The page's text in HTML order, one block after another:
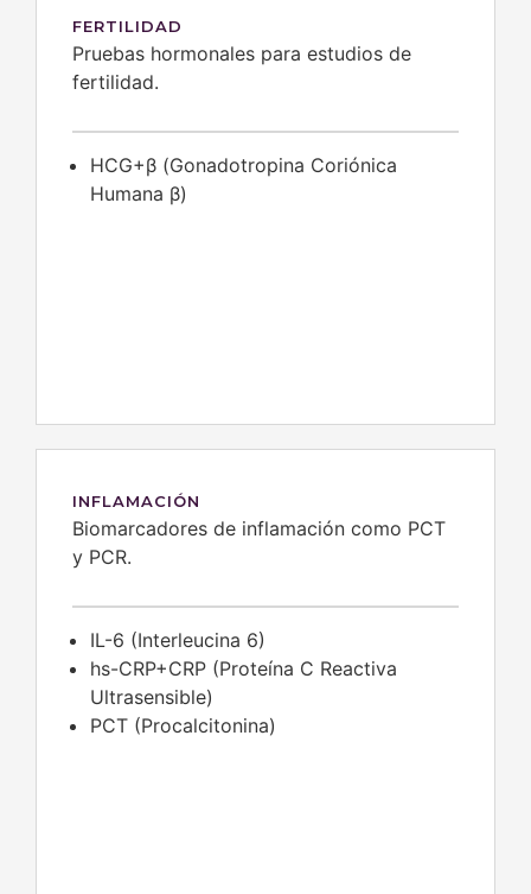
FERTILIDAD
Pruebas hormonales para estudios de
fertilidad.
HCG+β (Gonadotropina Coriónica
Humana β)
INFLAMACIÓN
Biomarcadores de inflamación como PCT
y PCR.
IL-6 (Interleucina 6)
hs-CRP+CRP (Proteína C Reactiva
Ultrasensible)
PCT (Procalcitonina)